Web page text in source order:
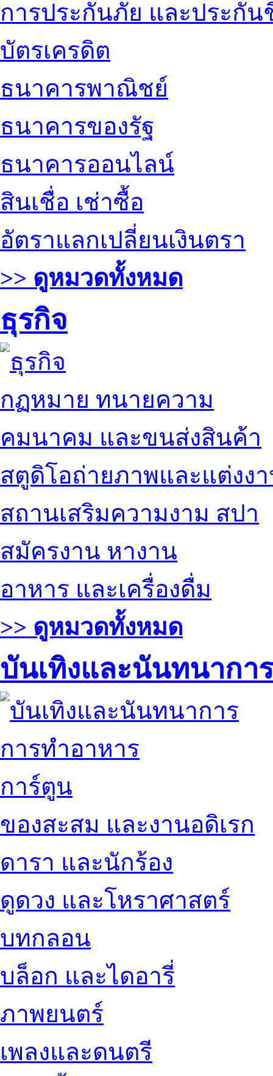
การประกันภัย และประกัน
บัตรเครดิต
ธนาคารพาณิชย์
ธนาคารของรัฐ
ธนาคารออนไลน์
สินเชื่อ เช่าซื้อ
อัตราแลกเปลี่ยนเงินตรา
>> ดูหมวดทั้งหมด
ธุรกิจ
กฏหมาย ทนายความ
คมนาคม และขนส่งสินค้า
สตูดิโอถ่ายภาพและแต่งง
สถานเสริมความงาม สปา
สมัครงาน หางาน
อาหาร และเครื่องดื่ม
>> ดูหมวดทั้งหมด
บันเทิงและนันทนาการ
การทำอาหาร
การ์ตูน
ของสะสม และงานอดิเรก
ดารา และนักร้อง
ดูดวง และโหราศาสตร์
บทกลอน
บล็อก และไดอารี่
ภาพยนตร์
เพลงและดนตรี